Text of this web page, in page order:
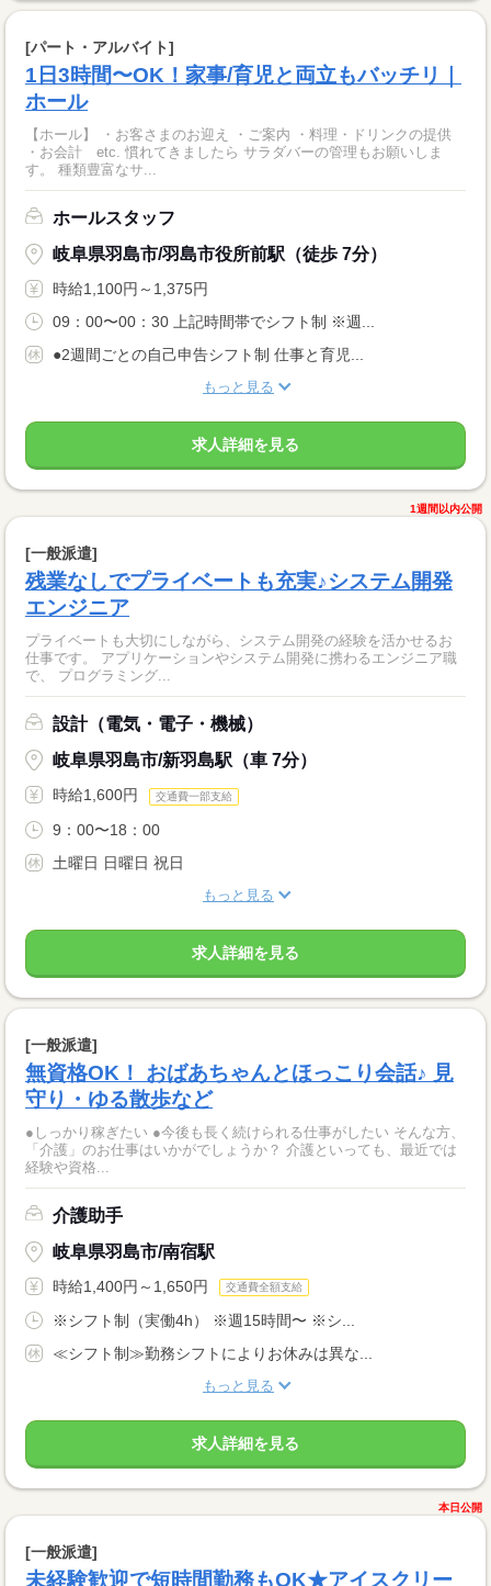
[パート・アルバイト]
1日3時間〜OK！家事/育児と両立もバッチリ｜
ホール
【ホール】 ・お客さまのお迎え ・ご案内 ・料理・ドリンクの提供
・お会計 etc. 慣れてきましたら サラダバーの管理もお願いしま
す。 種類豊富なサ...
ホールスタッフ
岐阜県羽島市/羽島市役所前駅（徒歩 7分）
時給1,100円～1,375円
09：00〜00：30 上記時間帯でシフト制 ※週...
●2週間ごとの自己申告シフト制 仕事と育児...
もっと見る
求人詳細を見る
1週間以内公開
[一般派遣]
残業なしでプライベートも充実♪システム開発
エンジニア
プライベートも大切にしながら、システム開発の経験を活かせるお
仕事です。 アプリケーションやシステム開発に携わるエンジニア職
で、 プログラミング...
設計（電気・電子・機械）
岐阜県羽島市/新羽島駅（車 7分）
時給1,600円 交通費一部支給
9：00〜18：00
土曜日 日曜日 祝日
もっと見る
求人詳細を見る
[一般派遣]
無資格OK！ おばあちゃんとほっこり会話♪ 見
守り・ゆる散歩など
●しっかり稼ぎたい ●今後も長く続けられる仕事がしたい そんな方、
「介護」のお仕事はいかがでしょうか？ 介護といっても、最近では
経験や資格...
介護助手
岐阜県羽島市/南宿駅
時給1,400円～1,650円 交通費全額支給
※シフト制（実働4h） ※週15時間〜 ※シ...
≪シフト制≫勤務シフトによりお休みは異な...
もっと見る
求人詳細を見る
本日公開
[一般派遣]
未経験歓迎で短時間勤務もOK★アイスクリー